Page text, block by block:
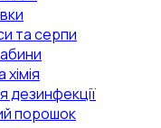
та серпи
дезинфекції
порошок